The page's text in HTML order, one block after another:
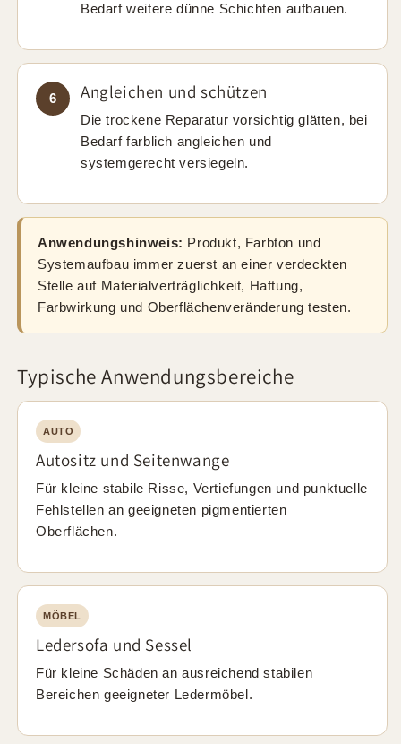
Bedarf weitere dünne Schichten aufbauen.
6 Angleichen und schützen
Die trockene Reparatur vorsichtig glätten, bei
Bedarf farblich angleichen und
systemgerecht versiegeln.
Anwendungshinweis: Produkt, Farbton und
Systemaufbau immer zuerst an einer verdeckten
Stelle auf Materialverträglichkeit, Haftung,
Farbwirkung und Oberflächenveränderung testen.
Typische Anwendungsbereiche
AUTO
Autositz und Seitenwange
Für kleine stabile Risse, Vertiefungen und punktuelle
Fehlstellen an geeigneten pigmentierten
Oberflächen.
MÖBEL
Ledersofa und Sessel
Für kleine Schäden an ausreichend stabilen
Bereichen geeigneter Ledermöbel.